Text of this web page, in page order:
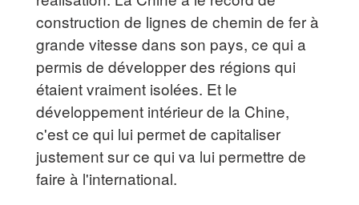
construction de lignes de chemin de fer à
grande vitesse dans son pays, ce qui a
permis de développer des régions qui
étaient vraiment isolées. Et le
développement intérieur de la Chine,
c'est ce qui lui permet de capitaliser
justement sur ce qui va lui permettre de
faire à l'international.